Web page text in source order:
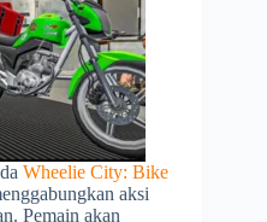
Wheelie City: Bike
aksi
Pemain akan